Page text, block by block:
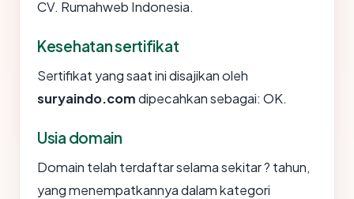
CV. Rumahweb Indonesia.
Kesehatan sertifikat
Sertifikat yang saat ini disajikan oleh
suryaindo.comdipecahkan sebagai: OK.
Usia domain
Domain telah terdaftar selama sekitar ? tahun,
yang menempatkannya dalam kategori